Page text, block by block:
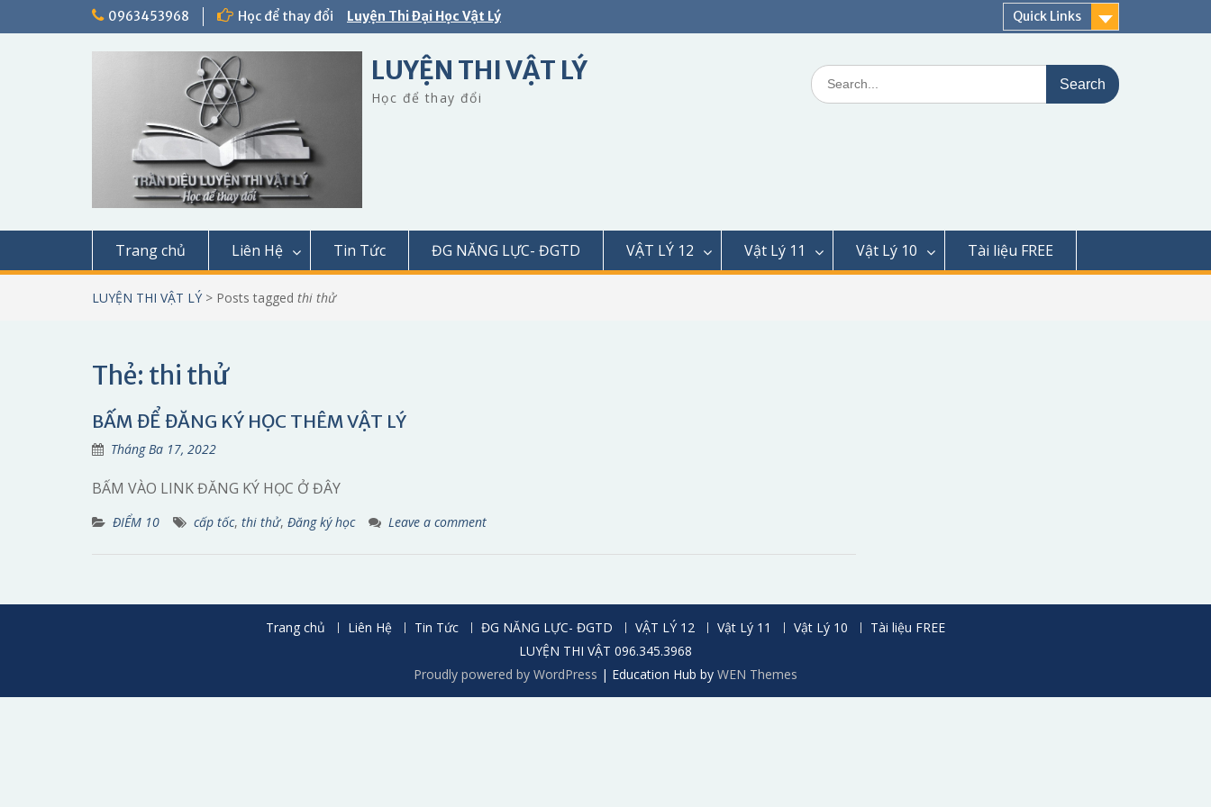
0963453968 Học để thay đổi Luyện Thi Đại Học Vật Lý Quick Links
LUYỆN THI VẬT LÝ
Học để thay đổi
Search
for:
Trang chủ Liên Hệ Tin Tức ĐG NĂNG LỰC- ĐGTD VẬT LÝ 12 Vật Lý 11 Vật Lý 10 Tài liệu FREE
LUYỆN THI VẬT LÝ > Posts tagged thi thử
Thẻ: thi thử
BẤM ĐỂ ĐĂNG KÝ HỌC THÊM VẬT LÝ
Tháng Ba 17, 2022
BẤM VÀO LINK ĐĂNG KÝ HỌC Ở ĐÂY
ĐIỂM 10 cấp tốc, thi thử, Đăng ký học Leave a comment
Trang chủ Liên Hệ Tin Tức ĐG NĂNG LỰC- ĐGTD VẬT LÝ 12 Vật Lý 11 Vật Lý 10
Tài liệu FREE
LUYỆN THI VẬT 096.345.3968
Proudly powered by WordPress | Education Hub by WEN Themes